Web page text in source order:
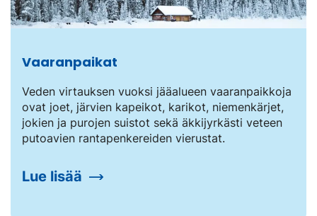
Vaaranpaikat
Veden virtauksen vuoksi jääalueen vaaranpaikkoja
ovat joet, järvien kapeikot, karikot, niemenkärjet,
jokien ja purojen suistot sekä äkkijyrkästi veteen
putoavien rantapenkereiden vierustat.
Lue lisää